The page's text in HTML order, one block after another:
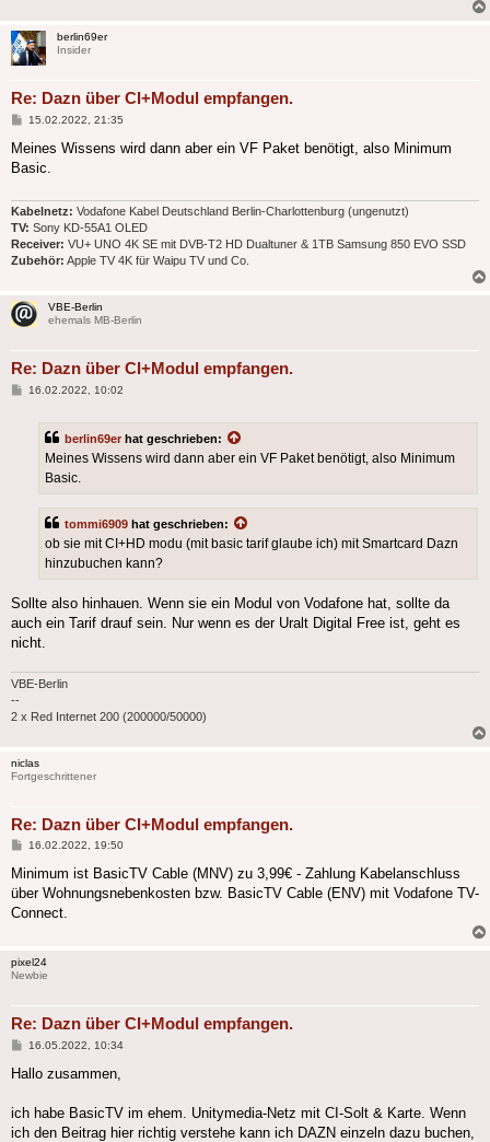
berlin69er
Insider
Re: Dazn über CI+Modul empfangen.
Beitrag
15.02.2022, 21:35
Meines Wissens wird dann aber ein VF Paket benötigt, also Minimum
Basic.
Kabelnetz: Vodafone Kabel Deutschland Berlin-Charlottenburg (ungenutzt)
TV: Sony KD-55A1 OLED
Receiver: VU+ UNO 4K SE mit DVB-T2 HD Dualtuner & 1TB Samsung 850 EVO SSD
Zubehör: Apple TV 4K für Waipu TV und Co.
VBE-Berlin
ehemals MB-Berlin
Re: Dazn über CI+Modul empfangen.
Beitrag
16.02.2022, 10:02
berlin69er hat geschrieben:
Meines Wissens wird dann aber ein VF Paket benötigt, also Minimum
Basic.
tommi6909 hat geschrieben:
ob sie mit CI+HD modu (mit basic tarif glaube ich) mit Smartcard Dazn
hinzubuchen kann?
Sollte also hinhauen. Wenn sie ein Modul von Vodafone hat, sollte da
auch ein Tarif drauf sein. Nur wenn es der Uralt Digital Free ist, geht es
nicht.
VBE-Berlin
--
2 x Red Internet 200 (200000/50000)
niclas
Fortgeschrittener
Re: Dazn über CI+Modul empfangen.
Beitrag
16.02.2022, 19:50
Minimum ist BasicTV Cable (MNV) zu 3,99€ - Zahlung Kabelanschluss
über Wohnungsnebenkosten bzw. BasicTV Cable (ENV) mit Vodafone TV-
Connect.
pixel24
Newbie
Re: Dazn über CI+Modul empfangen.
Beitrag
16.05.2022, 10:34
Hallo zusammen,
ich habe BasicTV im ehem. Unitymedia-Netz mit CI-Solt & Karte. Wenn
ich den Beitrag hier richtig verstehe kann ich DAZN einzeln dazu buchen,